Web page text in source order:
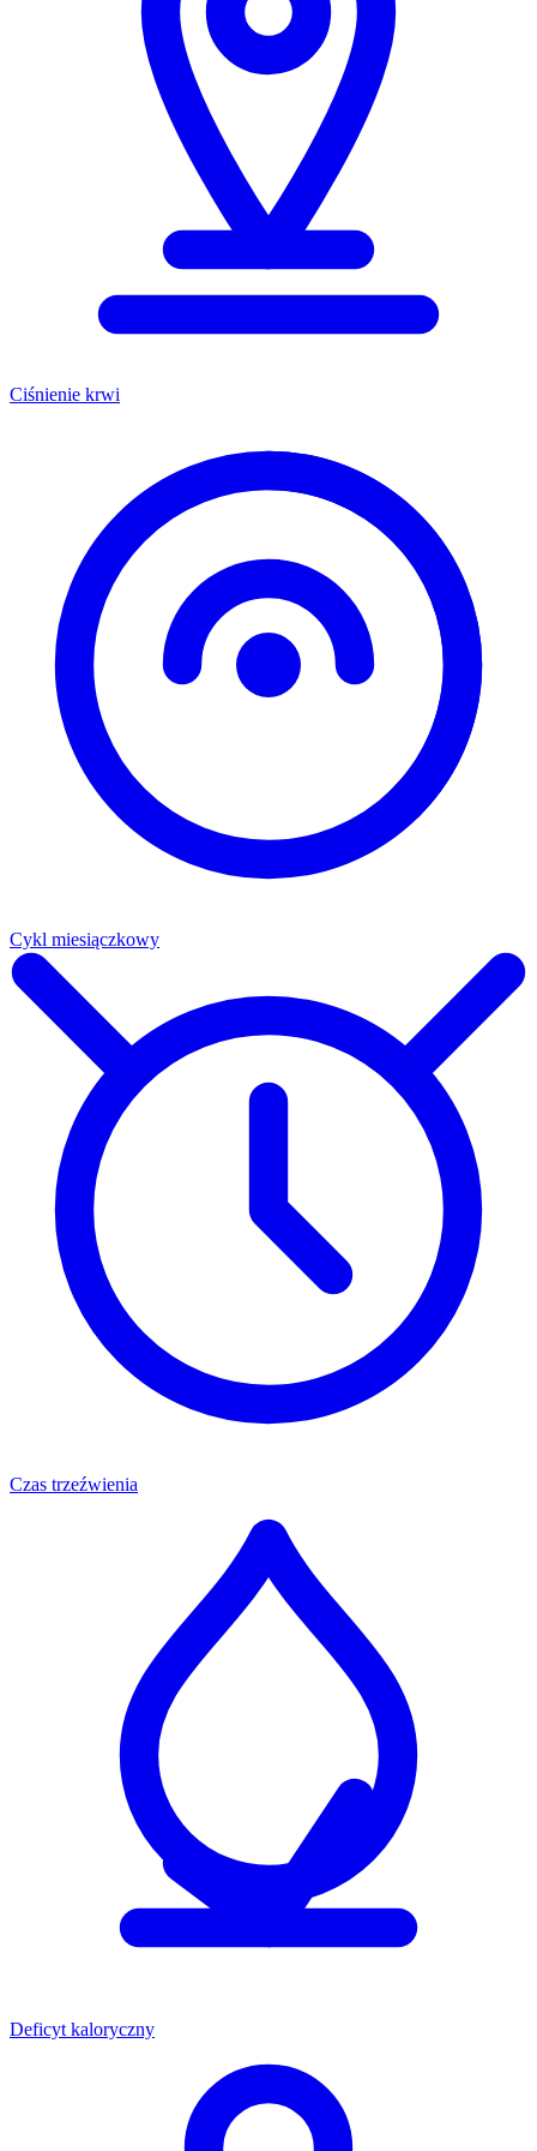
Ciśnienie krwi
Cykl miesiączkowy
Czas trzeźwienia
Deficyt kaloryczny